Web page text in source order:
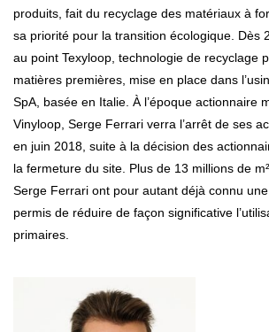
produits, fait du recyclage des matériaux à
sa priorité pour la transition écologique. Dès
au point Texyloop, technologie de recyclage
matières premières, mise en place dans
SpA, basée en Italie. À l’époque actionnaire
Vinyloop, Serge Ferrari verra l’arrêt de ses
en juin 2018, suite à la décision des
la fermeture du site. Plus de 13 millions de
Serge Ferrari ont pour autant déjà connu
permis de réduire de façon significative
primaires.